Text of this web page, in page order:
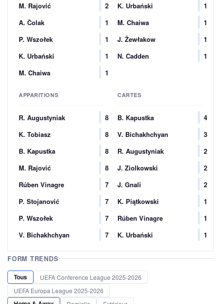
M. Rajović
2
A. Čolak
1
P. Wszołek
1
K. Urbański
1
M. Chaiwa
1
K. Urbański
1
M. Chaiwa
1
J. Żewłakow
1
N. Cadden
1
APPARITIONS
R. Augustyniak
8
K. Tobiasz
8
B. Kapustka
8
M. Rajović
8
Rúben Vinagre
7
P. Stojanović
7
P. Wszołek
7
V. Bichakhchyan
7
CARTES
B. Kapustka
4
V. Bichakhchyan
3
R. Augustyniak
2
J. Ziolkowski
2
J. Gnali
2
K. Piątkowski
1
Rúben Vinagre
1
K. Urbański
1
FORM TRENDS
Tous
UEFA Conference League 2025-2026
UEFA Europa League 2025-2026